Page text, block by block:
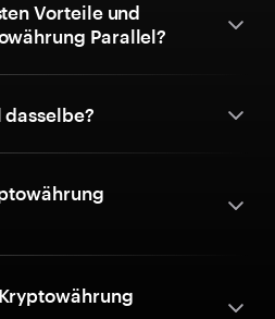
Vorteile und
Parallel?
dasselbe?